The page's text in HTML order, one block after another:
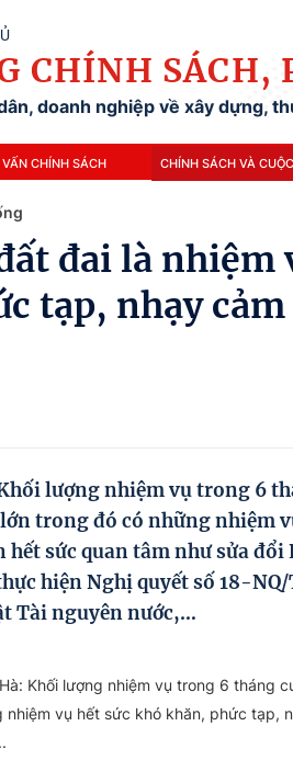
CHÍNH SÁCH,
doanh nghiệp về xây dựng,
CHÍNH SÁCH CHÍNH SÁCH VÀ
đai là nhiệm
tạp, nhạy cảm
lượng nhiệm vụ trong 6
trong đó có những nhiệm
hết sức quan tâm như sửa
hiện Nghị quyết số 18-
Tài nguyên nước,…
Khối lượng nhiệm vụ trong 6 tháng
nhiệm vụ hết sức khó khăn, phức tạp,